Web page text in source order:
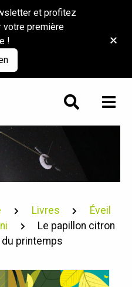
Livres
Éveil
Le papillon citron
printemps
et profitez
votre première
!